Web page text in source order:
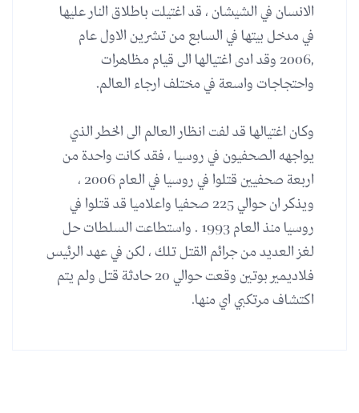
الانسان في الشيشان ، قد اغتيلت باطلاق النار عليها
في مدخل بيتها في السابع من تشرين الاول عام
,2006 وقد ادى اغتيالها الى قيام مظاهرات
واحتجاجات واسعة في مختلف ارجاء العالم.
وكان اغتيالها قد لفت انظار العالم الى الخطر الذي
يواجهه الصحفيون في روسيا ، فقد كانت واحدة من
اربعة صحفيين قتلوا في روسيا في العام 2006 ،
ويذكر ان حوالي 225 صحفيا واعلاميا قد قتلوا في
روسيا منذ العام 1993 . واستطاعت السلطات حل
لغز العديد من جرائم القتل تلك ، لكن في عهد الرئيس
فلاديمير بوتين وقعت حوالي 20 حادثة قتل ولم يتم
اكتشاف مرتكبي اي منها.